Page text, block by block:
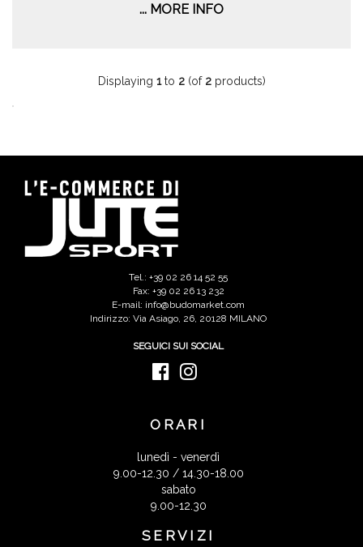
... MORE INFO
Displaying 1to 2(of 2products)
Tel.: +39 02 26 14 52 55
Fax: +39 02 26 13 232
E-mail: info@budomarket.com
Indirizzo: Via Asiago, 26, 20128 MILANO
SEGUICI SUI SOCIAL
ORARI
lunedì - venerdì
9.00-12.30 / 14.30-18.00
sabato
9.00-12.30
SERVIZI